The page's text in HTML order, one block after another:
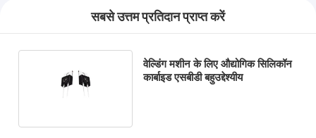
सबसे उत्तम प्रतिदान प्राप्त करें
वेल्डिंग मशीन के लिए औद्योगिक सिलिकॉन
कार्बाइड एसबीडी बहुउद्देश्यीय